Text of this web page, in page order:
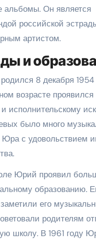
альбомы. Он является
российской
артистом.
и
8 декабря 1954
возрасте проявился
исполнительскому
было много
Юра с удовольствием
Юрий проявил
образованию.
его
родителям
школу. В 1961 году